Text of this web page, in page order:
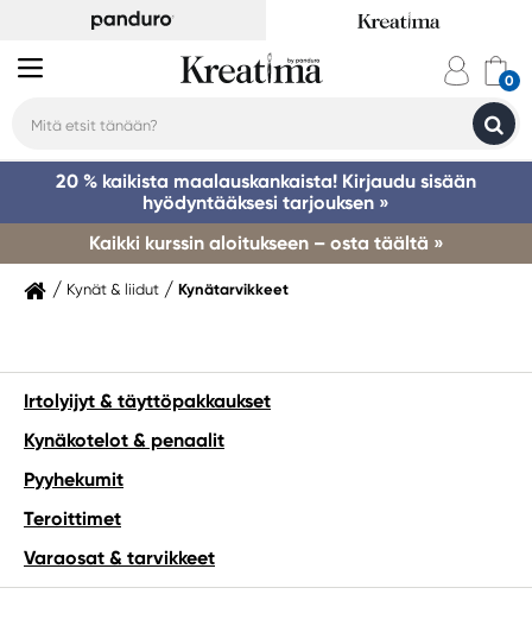
20 % kaikista maalauskankaista! Kirjaudu sisään
hyödyntääksesi tarjouksen »
Kaikki kurssin aloitukseen – osta täältä »
Kynät & liidut Kynätarvikkeet
Irtolyijyt & täyttöpakkaukset
Kynäkotelot & penaalit
Pyyhekumit
Teroittimet
Varaosat & tarvikkeet